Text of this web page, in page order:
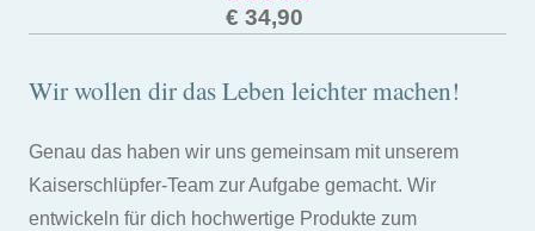
Bewertet mit
€ 34,90
Produkt
mehrere
Varianten
auf.
Wir wollen dir das Leben leichter machen!
Genau das haben wir uns gemeinsam mit unserem
Kaiserschlüpfer-Team zur Aufgabe gemacht. Wir
entwickeln für dich hochwertige Produkte zum